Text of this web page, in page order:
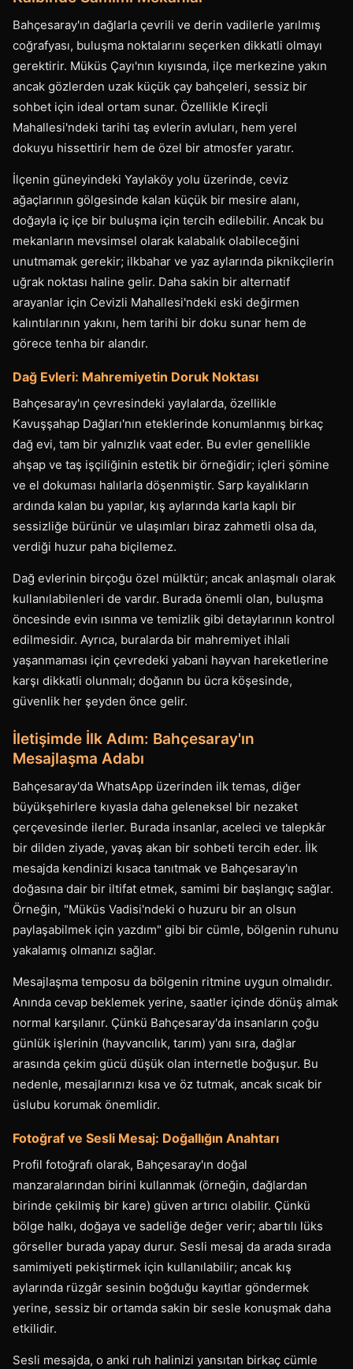
Bahçesaray'ın dağlarla çevrili ve derin vadilerle yarılmış
coğrafyası, buluşma noktalarını seçerken dikkatli olmayı
gerektirir. Müküs Çayı'nın kıyısında, ilçe merkezine yakın
ancak gözlerden uzak küçük çay bahçeleri, sessiz bir
sohbet için ideal ortam sunar. Özellikle Kireçli
Mahallesi'ndeki tarihi taş evlerin avluları, hem yerel
dokuyu hissettirir hem de özel bir atmosfer yaratır.
İlçenin güneyindeki Yaylaköy yolu üzerinde, ceviz
ağaçlarının gölgesinde kalan küçük bir mesire alanı,
doğayla iç içe bir buluşma için tercih edilebilir. Ancak bu
mekanların mevsimsel olarak kalabalık olabileceğini
unutmamak gerekir; ilkbahar ve yaz aylarında piknikçilerin
uğrak noktası haline gelir. Daha sakin bir alternatif
arayanlar için Cevizli Mahallesi'ndeki eski değirmen
kalıntılarının yakını, hem tarihi bir doku sunar hem de
görece tenha bir alandır.
Dağ Evleri: Mahremiyetin Doruk Noktası
Bahçesaray'ın çevresindeki yaylalarda, özellikle
Kavuşşahap Dağları'nın eteklerinde konumlanmış birkaç
dağ evi, tam bir yalnızlık vaat eder. Bu evler genellikle
ahşap ve taş işçiliğinin estetik bir örneğidir; içleri şömine
ve el dokuması halılarla döşenmiştir. Sarp kayalıkların
ardında kalan bu yapılar, kış aylarında karla kaplı bir
sessizliğe bürünür ve ulaşımları biraz zahmetli olsa da,
verdiği huzur paha biçilemez.
Dağ evlerinin birçoğu özel mülktür; ancak anlaşmalı olarak
kullanılabilenleri de vardır. Burada önemli olan, buluşma
öncesinde evin ısınma ve temizlik gibi detaylarının kontrol
edilmesidir. Ayrıca, buralarda bir mahremiyet ihlali
yaşanmaması için çevredeki yabani hayvan hareketlerine
karşı dikkatli olunmalı; doğanın bu ücra köşesinde,
güvenlik her şeyden önce gelir.
İletişimde İlk Adım: Bahçesaray'ın
Mesajlaşma Adabı
Bahçesaray'da WhatsApp üzerinden ilk temas, diğer
büyükşehirlere kıyasla daha geleneksel bir nezaket
çerçevesinde ilerler. Burada insanlar, aceleci ve talepkâr
bir dilden ziyade, yavaş akan bir sohbeti tercih eder. İlk
mesajda kendinizi kısaca tanıtmak ve Bahçesaray'ın
doğasına dair bir iltifat etmek, samimi bir başlangıç sağlar.
Örneğin, "Müküs Vadisi'ndeki o huzuru bir an olsun
paylaşabilmek için yazdım" gibi bir cümle, bölgenin ruhunu
yakalamış olmanızı sağlar.
Mesajlaşma temposu da bölgenin ritmine uygun olmalıdır.
Anında cevap beklemek yerine, saatler içinde dönüş almak
normal karşılanır. Çünkü Bahçesaray'da insanların çoğu
günlük işlerinin (hayvancılık, tarım) yanı sıra, dağlar
arasında çekim gücü düşük olan internetle boğuşur. Bu
nedenle, mesajlarınızı kısa ve öz tutmak, ancak sıcak bir
üslubu korumak önemlidir.
Fotoğraf ve Sesli Mesaj: Doğallığın Anahtarı
Profil fotoğrafı olarak, Bahçesaray'ın doğal
manzaralarından birini kullanmak (örneğin, dağlardan
birinde çekilmiş bir kare) güven artırıcı olabilir. Çünkü
bölge halkı, doğaya ve sadeliğe değer verir; abartılı lüks
görseller burada yapay durur. Sesli mesaj da arada sırada
samimiyeti pekiştirmek için kullanılabilir; ancak kış
aylarında rüzgâr sesinin boğduğu kayıtlar göndermek
yerine, sessiz bir ortamda sakin bir sesle konuşmak daha
etkilidir.
Sesli mesajda, o anki ruh halinizi yansıtan birkaç cümle